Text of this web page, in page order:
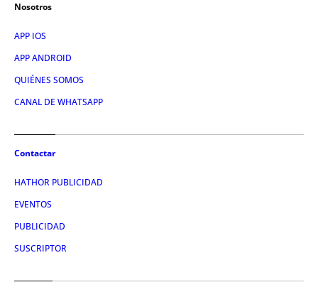
Nosotros
APP IOS
APP ANDROID
QUIÉNES SOMOS
CANAL DE WHATSAPP
Contactar
HATHOR PUBLICIDAD
EVENTOS
PUBLICIDAD
SUSCRIPTOR